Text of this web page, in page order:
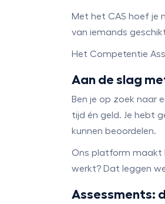
Met het CAS hoef je
van iemands
Het Competentie
Aan de slag
Ben je op zoek naar
tijd én geld. Je hebt
kunnen beoordelen.
Ons platform maakt
werkt? Dat leggen
Assessments: